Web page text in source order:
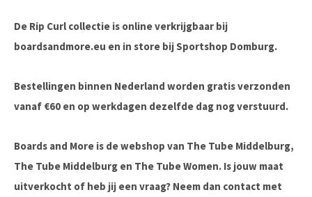
De Rip Curl collectie is online verkrijgbaar bij
boardsandmore.eu en in store bij Sportshop Domburg.
Bestellingen binnen Nederland worden gratis verzonden
vanaf €60 en op werkdagen dezelfde dag nog verstuurd.
Boards and More is de webshop van The Tube Middelburg,
The Tube Middelburg en The Tube Women. Is jouw maat
uitverkocht of heb jij een vraag? Neem dan contact met